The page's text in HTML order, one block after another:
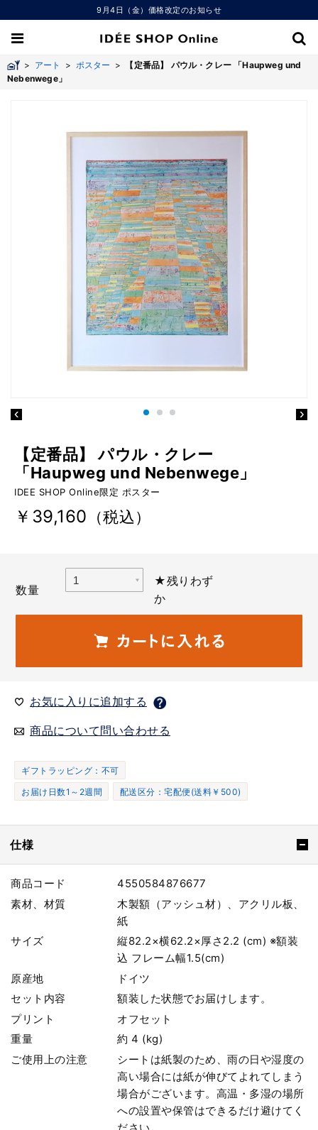
9月4日（金）価格改定のお知らせ
> アート > ポスター >
【定番品】 パウル・クレー 「Haupweg und
Nebenwege」
【定番品】 パウル・クレー
「Haupweg und Nebenwege」
IDEE SHOP Online限定 ポスター
￥39,160 （税込）
数量
★残りわず
か
お気に入りに追加する
商品について問い合わせる
ギフトラッピング：不可
お届け日数1～2週間
配送区分：宅配便(送料￥500)
仕様
商品コード
4550584876677
素材、材質
木製額（アッシュ材）、アクリル板、
紙
サイズ
縦82.2×横62.2×厚さ2.2 (cm) ※額装
込 フレーム幅1.5(cm)
原産地
ドイツ
セット内容
額装した状態でお届けします。
プリント
オフセット
重量
約 4 (kg)
ご使用上の注意
シートは紙製のため、雨の日や湿度の
高い場合には紙が伸びてよれてしまう
場合がございます。高温・多湿の場所
への設置や保管はできるだけ避けてく